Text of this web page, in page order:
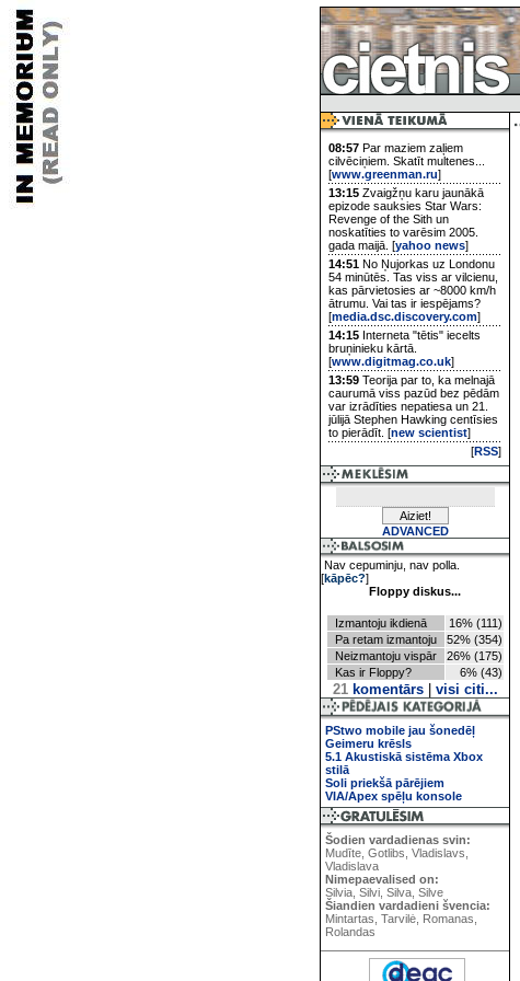
08:57 Par maziem zaļiem
cilvēciņiem. Skatīt multenes...
[www.greenman.ru]
13:15 Zvaigžņu karu jaunākā
epizode sauksies Star Wars:
Revenge of the Sith un
noskatīties to varēsim 2005.
gada maijā. [yahoo news]
14:51 No Ņujorkas uz Londonu
54 minūtēs. Tas viss ar vilcienu,
kas pārvietosies ar ~8000 km/h
ātrumu. Vai tas ir iespējams?
[media.dsc.discovery.com]
14:15 Interneta "tētis" iecelts
bruņinieku kārtā.
[www.digitmag.co.uk]
13:59 Teorija par to, ka melnajā
caurumā viss pazūd bez pēdām
var izrādīties nepatiesa un 21.
jūlijā Stephen Hawking centīsies
to pierādīt. [new scientist]
[RSS]
ADVANCED
Nav cepuminju, nav polla.
[kāpēc?]
Floppy diskus...
Izmantoju ikdienā
16% (111)
Pa retam izmantoju
52% (354)
Neizmantoju vispār
26% (175)
Kas ir Floppy?
6% (43)
21komentārs| visi citi...
PStwo mobile jau šonedēļ
Geimeru krēsls
5.1 Akustiskā sistēma Xbox
stilā
Soli priekšā pārējiem
VIA/Apex spēļu konsole
Šodien vardadienas svin:
Mudīte, Gotlibs, Vladislavs,
Vladislava
Nimepaevalised on:
Silvia, Silvi, Silva, Silve
Šiandien vardadieni švencia:
Mintartas, Tarvilė, Romanas,
Rolandas